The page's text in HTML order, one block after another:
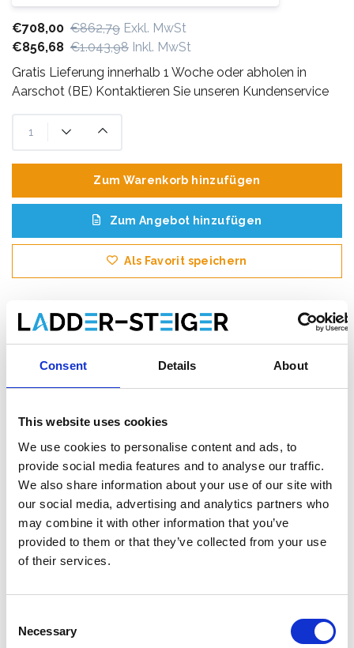
Consent Details About
This website uses cookies
We use cookies to personalise content and ads, to
provide social media features and to analyse our traffic.
We also share information about your use of our site with
our social media, advertising and analytics partners who
may combine it with other information that you’ve
provided to them or that they’ve collected from your use
of their services.
Selection
Necessary
€708,00 €862,79 Exkl. MwSt
€856,68 €1.043,98 Inkl. MwSt
Gratis Lieferung innerhalb 1 Woche oder abholen in
Aarschot (BE) Kontaktieren Sie unseren Kundenservice
Zum Warenkorb hinzufügen
Zum Angebot hinzufügen
Als Favorit speichern
Produktinformation Ähnliche Produkte
Beschreibung
Solide Alu-Glasreinigerleiter 2x14
Sprossen – professionelle
Fensterputzerleiter für sicheres Arbeiten
in der Höhe
DieSolide Glasreinigerleiterist die ideale Lösung für das
professionelle Reinigen von Fenstern und Glasflächen in
speziell für den Einsatz in derReinigungs- und
entwickelt und überzeugt durch
Sicherheit, Stabilität und Langlebigkeit.